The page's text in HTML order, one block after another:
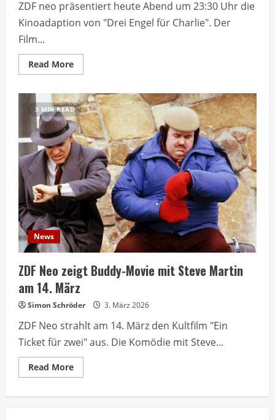
ZDF neo präsentiert heute Abend um 23:30 Uhr die
Kinoadaption von "Drei Engel für Charlie". Der
Film...
Read MoreRead
more
Engel
für
Charlie
heute
Abend
auf
ZDF
neo
3 MIN READ
News
ZDF Neo zeigt Buddy-Movie mit Steve Martin
am 14. März
Simon Schröder 3. März 2026
ZDF Neo strahlt am 14. März den Kultfilm "Ein
Ticket für zwei" aus. Die Komödie mit Steve...
Read MoreRead
more